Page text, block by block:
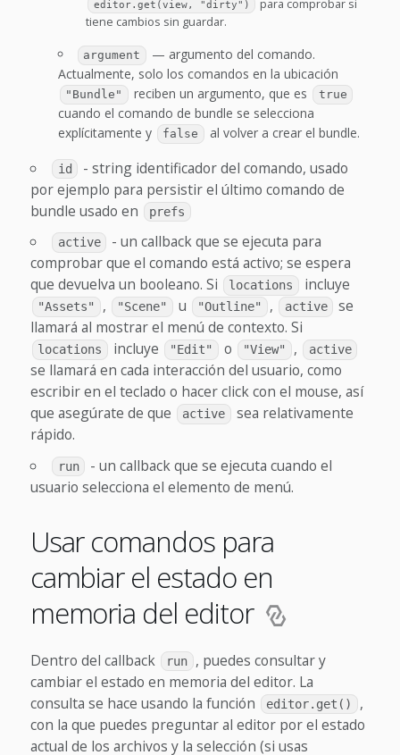
editor.get(view, "dirty")
para comprobar si
tiene cambios sin guardar.
argument
— argumento del comando.
Actualmente, solo los comandos en la ubicación
"Bundle" reciben un argumento, que es true
cuando el comando de bundle se selecciona
explícitamente y
false al volver a crear el bundle.
id
- string identificador del comando, usado
por ejemplo para persistir el último comando de
bundle usado en
prefs
active
- un callback que se ejecuta para
comprobar que el comando está activo; se espera
que devuelva un booleano. Si
locations incluye
"Assets" , "Scene" u "Outline" , active
se
llamará al mostrar el menú de contexto. Si
locations incluye "Edit" o "View" , active
se llamará en cada interacción del usuario, como
escribir en el teclado o hacer click con el mouse, así
que asegúrate de que
active
sea relativamente
rápido.
run
- un callback que se ejecuta cuando el
usuario selecciona el elemento de menú.
Usar comandos para
cambiar el estado en
memoria del editor
Dentro del callback run
, puedes consultar y
cambiar el estado en memoria del editor. La
consulta se hace usando la función
editor.get()
,
con la que puedes preguntar al editor por el estado
actual de los archivos y la selección (si usas